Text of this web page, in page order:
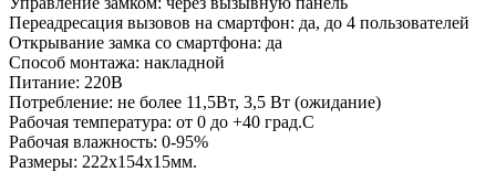
Переадресация вызовов на смартфон: да, до 4 пользователей
Открывание замка со смартфона: да
Способ монтажа: накладной
Питание: 220В
Потребление: не более 11,5Вт, 3,5 Вт (ожидание)
Рабочая температура: от 0 до +40 град.С
Рабочая влажность: 0-95%
Размеры: 222х154х15мм.